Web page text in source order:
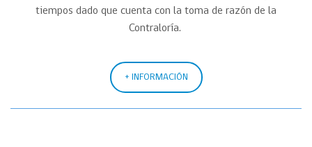
tiempos dado que cuenta con la toma de razón de la
Contraloría.
+ INFORMACIÓN